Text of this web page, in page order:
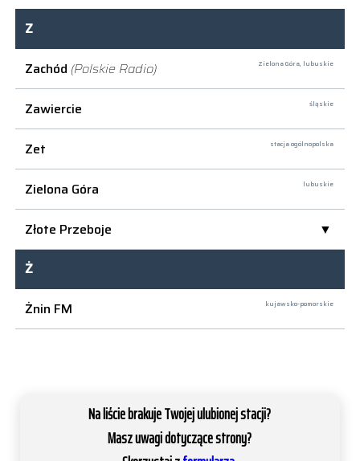
Z
Zachód (Polskie Radio) Zielona Góra, lubuskie
Zawiercie śląskie
Zet stacja ogólnopolska
Zielona Góra lubuskie
Złote Przeboje
Ż
Żnin FM
kujawsko-pomorskie
Na liście brakuje Twojej ulubionej stacji?
Masz uwagi dotyczące strony?